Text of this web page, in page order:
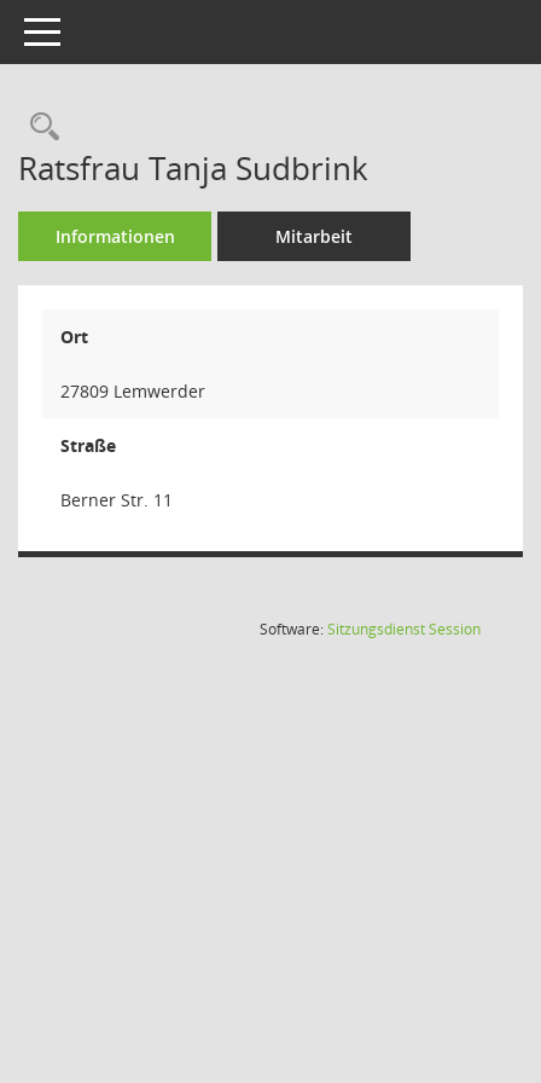
Toggle navigation
Rechercheauswahl
Ratsfrau Tanja Sudbrink
Informationen Mitarbeit
Ort
27809 Lemwerder
Straße
Berner Str. 11
Software:SitzungsdienstSession(Wird in